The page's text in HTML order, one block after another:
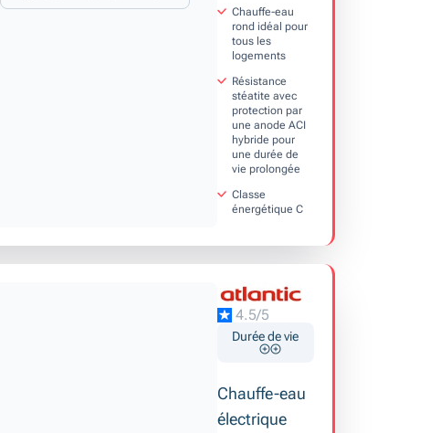
Chauffe-eau
rond idéal pour
tous les
logements
Résistance
stéatite avec
protection par
une anode ACI
hybride pour
une durée de
vie prolongée
Classe
énergétique C
4.5/5
Durée de vie
Chauffe-eau
électrique